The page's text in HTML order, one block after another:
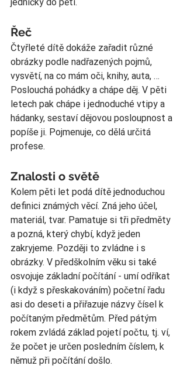
Řeč
Čtyřleté dítě dokáže zařadit různé
obrázky podle nadřazených pojmů,
vysvětí, na co mám oči, knihy, auta, …
Poslouchá pohádky a chápe děj. V pěti
letech pak chápe i jednoduché vtipy a
hádanky, sestaví dějovou posloupnost a
popíše ji. Pojmenuje, co dělá určitá
profese.
Znalosti o světě
Kolem pěti let podá dítě jednoduchou
definici známých věcí. Zná jeho účel,
materiál, tvar. Pamatuje si tři předměty
a pozná, který chybí, když jeden
zakryjeme. Později to zvládne i s
obrázky. V předškolním věku si také
osvojuje základní počítání - umí odříkat
(i když s přeskakováním) početní řadu
asi do deseti a přiřazuje názvy čísel k
počítaným předmětům. Před pátým
rokem zvládá základ pojetí počtu, tj. ví,
že počet je určen posledním číslem, k
němuž při počítání došlo.